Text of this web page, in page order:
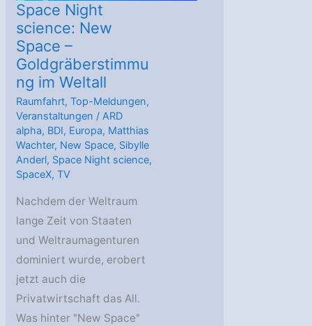
Space Night
science: New
Space –
Goldgräberstimmu
ng im Weltall
Raumfahrt,Top-Meldungen,
Veranstaltungen /ARD
alpha, BDI, Europa, Matthias
Wachter, New Space, Sibylle
Anderl, Space Night science,
SpaceX,TV
Nachdem der Weltraum
lange Zeit von Staaten
und Weltraumagenturen
dominiert wurde, erobert
jetzt auch die
Privatwirtschaft das All.
Was hinter ʺNew Spaceʺ